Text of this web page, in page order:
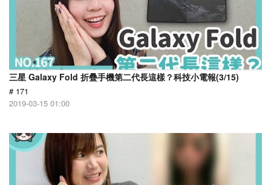
三星 Galaxy Fold 折疊手機第二代長這樣？科技小電報(3/15)
# 171
2019-03-15 01:00